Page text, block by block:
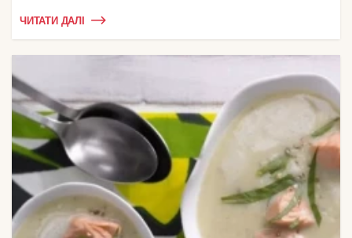
ЧИТАТИ ДАЛІ